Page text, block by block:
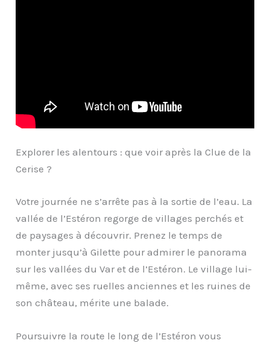
Explorer les alentours : que voir après la Clue de la
Cerise ?
Votre journée ne s’arrête pas à la sortie de l’eau. La
vallée de l’Estéron regorge de villages perchés et
de paysages à découvrir. Prenez le temps de
monter jusqu’à Gilette pour admirer le panorama
sur les vallées du Var et de l’Estéron. Le village lui-
même, avec ses ruelles anciennes et les ruines de
son château, mérite une balade.
Poursuivre la route le long de l’Estéron vous